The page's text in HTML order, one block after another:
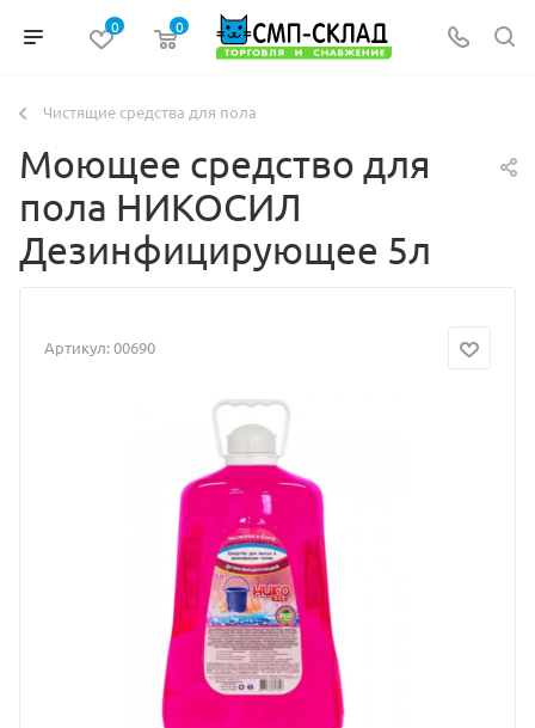
0 0
Чистящие средства для пола
Моющее средство для
пола НИКОСИЛ
Дезинфицирующее 5л
Артикул:00690